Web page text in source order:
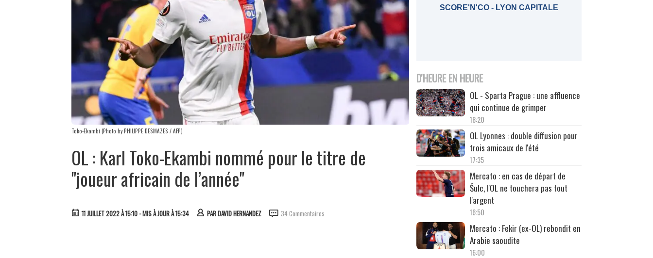
Toko-Ekambi (Photo by PHILIPPE DESMAZES / AFP)
OL : Karl Toko-Ekambi nommé pour le titre de
"joueur africain de l’année"
11 JUILLET 2022 À 15:10 - MIS À JOUR À 15:34 PARDAVID HERNANDEZ 34 Commentaires
SCORE'N'CO - LYON CAPITALE
D'HEURE EN HEURE
OL - Sparta Prague : une affluence
qui continue de grimper
18:20
OL Lyonnes : double diffusion pour
trois amicaux de l'été
17:35
Mercato : en cas de départ de
Šulc, l'OL ne touchera pas tout
l'argent
16:50
Mercato : Fekir (ex-OL) rebondit en
Arabie saoudite
16:00